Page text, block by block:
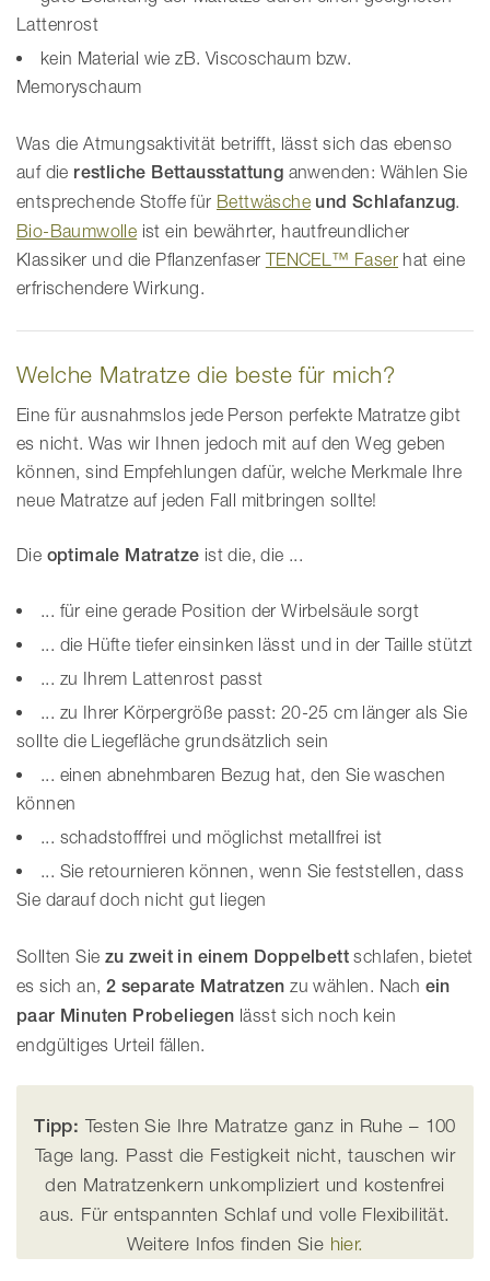
Lattenrost
kein Material wie zB. Viscoschaum bzw.
Memoryschaum
Was die Atmungsaktivität betrifft, lässt sich das ebenso
auf die restliche Bettausstattung anwenden: Wählen Sie
entsprechende Stoffe für Bettwäsche und Schlafanzug.
Bio-Baumwolle ist ein bewährter, hautfreundlicher
Klassiker und die Pflanzenfaser TENCEL™ Faser hat eine
erfrischendere Wirkung.
Welche Matratze die beste für mich?
Eine für ausnahmslos jede Person perfekte Matratze gibt
es nicht. Was wir Ihnen jedoch mit auf den Weg geben
können, sind Empfehlungen dafür, welche Merkmale Ihre
neue Matratze auf jeden Fall mitbringen sollte!
Die optimale Matratze ist die, die ...
... für eine gerade Position der Wirbelsäule sorgt
... die Hüfte tiefer einsinken lässt und in der Taille stützt
... zu Ihrem Lattenrost passt
... zu Ihrer Körpergröße passt: 20-25 cm länger als Sie
sollte die Liegefläche grundsätzlich sein
... einen abnehmbaren Bezug hat, den Sie waschen
können
... schadstofffrei und möglichst metallfrei ist
... Sie retournieren können, wenn Sie feststellen, dass
Sie darauf doch nicht gut liegen
Sollten Sie zu zweit in einem Doppelbett schlafen, bietet
es sich an, 2 separate Matratzen zu wählen. Nach ein
paar Minuten Probeliegen lässt sich noch kein
endgültiges Urteil fällen.
Tipp: Testen Sie Ihre Matratze ganz in Ruhe – 100
Tage lang. Passt die Festigkeit nicht, tauschen wir
den Matratzenkern unkompliziert und kostenfrei
aus. Für entspannten Schlaf und volle Flexibilität.
Weitere Infos finden Sie hier.